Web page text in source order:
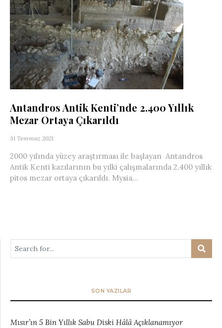
Antandros Antik Kenti’nde 2.400 Yıllık
Mezar Ortaya Çıkarıldı
31 Temmuz 2021
2000 yılında yüzey araştırması ile başlayan Antandros
Antik Kenti kazılarının bu yılki çalışmalarında 2.400 yıllık
pitos mezar ortaya çıkarıldı. Mysia...
SON YAZILAR
Mısır’ın 5 Bin Yıllık Sabu Diski Hâlâ Açıklanamıyor